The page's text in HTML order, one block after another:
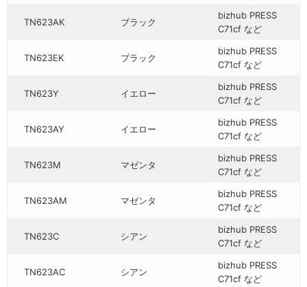
TN623AK ブラック
bizhub PRESS
C71cf など
TN623EK ブラック
bizhub PRESS
C71cf など
TN623Y イエロー
bizhub PRESS
C71cf など
TN623AY イエロー
bizhub PRESS
C71cf など
TN623M マゼンタ
bizhub PRESS
C71cf など
TN623AM マゼンタ
bizhub PRESS
C71cf など
TN623C シアン
bizhub PRESS
C71cf など
TN623AC シアン
bizhub PRESS
C71cf など